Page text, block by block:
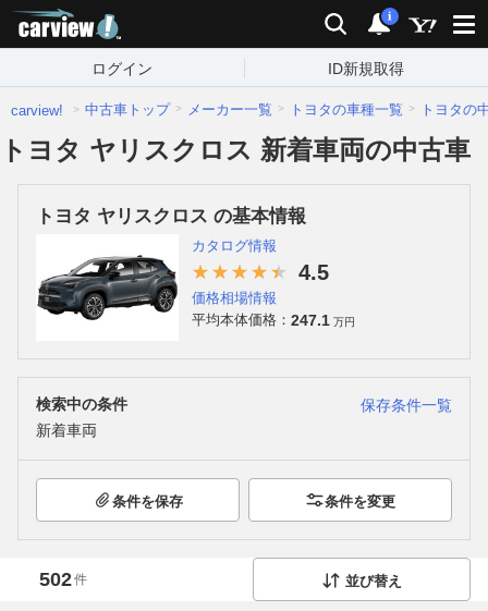
検索 通知
i
ログイン ID新規取得
carview! 中古車トップ メーカー一覧 トヨタの車種一覧 トヨタの
トヨタ ヤリスクロス 新着車両の中古車
トヨタ ヤリスクロス の基本情報
カタログ情報
4.5
価格相場情報
平均本体価格： 247.1 万円
検索中の条件
保存条件一覧
新着車両
条件を保存 条件を変更
502件 並び替え